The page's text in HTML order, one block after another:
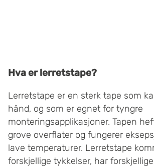
Hva er lerretstape?
Lerretstape er en sterk tape som
hånd, og som er egnet for tyngre
monteringsapplikasjoner. Tapen
grove overflater og fungerer
lave temperaturer. Lerretstape
forskjellige tykkelser, har